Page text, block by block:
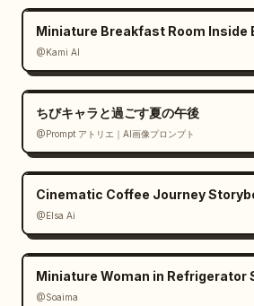
Miniature Breakfast Room Inside
@Kami AI
ちびキャラと過ごす夏の午後
@Prompt アトリエ｜AI画像プロンプト
Cinematic Coffee Journey
@Elsa Ai
Miniature Woman in Refrigerator
@Soaima